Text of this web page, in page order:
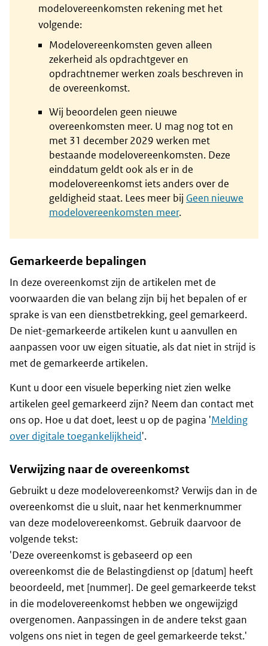
modelovereenkomsten rekening met het
volgende:
Modelovereenkomsten geven alleen
zekerheid als opdrachtgever en
opdrachtnemer werken zoals beschreven in
de overeenkomst.
Wij beoordelen geen nieuwe
overeenkomsten meer. U mag nog tot en
met 31 december 2029 werken met
bestaande modelovereenkomsten. Deze
einddatum geldt ook als er in de
modelovereenkomst iets anders over de
geldigheid staat. Lees meer bij Geen nieuwe
modelovereenkomsten meer.
Gemarkeerde bepalingen
In deze overeenkomst zijn de artikelen met de
voorwaarden die van belang zijn bij het bepalen of er
sprake is van een dienstbetrekking, geel gemarkeerd.
De niet-gemarkeerde artikelen kunt u aanvullen en
aanpassen voor uw eigen situatie, als dat niet in strijd is
met de gemarkeerde artikelen.
Kunt u door een visuele beperking niet zien welke
artikelen geel gemarkeerd zijn? Neem dan contact met
ons op. Hoe u dat doet, leest u op de pagina 'Melding
over digitale toegankelijkheid'.
Verwijzing naar de overeenkomst
Gebruikt u deze modelovereenkomst? Verwijs dan in de
overeenkomst die u sluit, naar het kenmerknummer
van deze modelovereenkomst. Gebruik daarvoor de
volgende tekst:
'Deze overeenkomst is gebaseerd op een
overeenkomst die de Belastingdienst op [datum] heeft
beoordeeld, met [nummer]. De geel gemarkeerde tekst
in die modelovereenkomst hebben we ongewijzigd
overgenomen. Aanpassingen in de andere tekst gaan
volgens ons niet in tegen de geel gemarkeerde tekst.'